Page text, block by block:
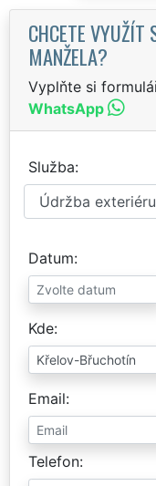
CHCETE VYUŽÍT
MANŽELA?
Vyplňte si
WhatsApp
Služba
Datum
Kde
Email
Telefon